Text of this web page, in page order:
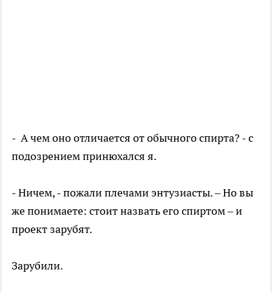
- А чем оно отличается от обычного спирта? - с
подозрением принюхался я.
- Ничем, - пожали плечами энтузиасты. – Но вы
же понимаете: стоит назвать его спиртом – и
проект зарубят.
Зарубили.